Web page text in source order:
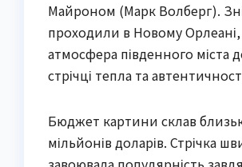
Майроном (Марк Волберг).
проходили в Новому
атмосфера південного міста
стрічці тепла та
Бюджет картини склав
мільйонів доларів. Стрічка